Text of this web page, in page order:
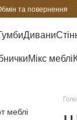
та повернення
Дивани
Мікс меблі